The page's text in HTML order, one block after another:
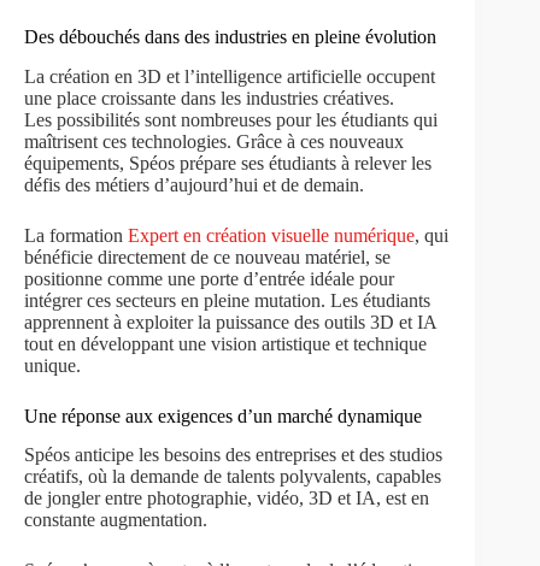
Des débouchés dans des industries en pleine évolution
La création en 3D et l’intelligence artificielle occupent
une place croissante dans les industries créatives.
Les possibilités sont nombreuses pour les étudiants qui
maîtrisent ces technologies. Grâce à ces nouveaux
équipements, Spéos prépare ses étudiants à relever les
défis des métiers d’aujourd’hui et de demain.
La formation Expert en création visuelle numérique, qui
bénéficie directement de ce nouveau matériel, se
positionne comme une porte d’entrée idéale pour
intégrer ces secteurs en pleine mutation. Les étudiants
apprennent à exploiter la puissance des outils 3D et IA
tout en développant une vision artistique et technique
unique.
Une réponse aux exigences d’un marché dynamique
Spéos anticipe les besoins des entreprises et des studios
créatifs, où la demande de talents polyvalents, capables
de jongler entre photographie, vidéo, 3D et IA, est en
constante augmentation.